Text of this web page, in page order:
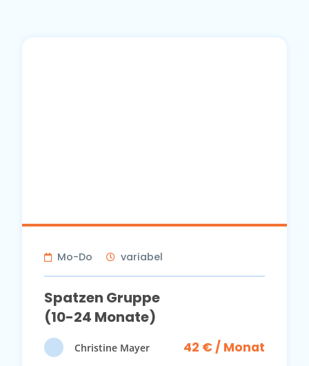
Mo-Do variabel
Spatzen Gruppe
(10-24 Monate)
Christine Mayer 42 € / Monat